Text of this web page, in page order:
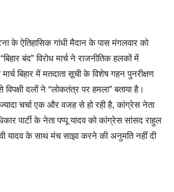
के ऐतिहासिक गांधी मैदान के पास मंगलवार को
बंद” विरोध मार्च ने राजनीतिक हलकों में
बिहार में मतदाता सूची के विशेष गहन पुनरीक्षण
दलों ने “लोकतंत्र पर हमला” बताया है।
चर्चा एक और वजह से हो रही है, कांग्रेस नेता
पार्टी के नेता पप्पू यादव को कांग्रेस सांसद राहुल
यादव के साथ मंच साझा करने की अनुमति नहीं दी